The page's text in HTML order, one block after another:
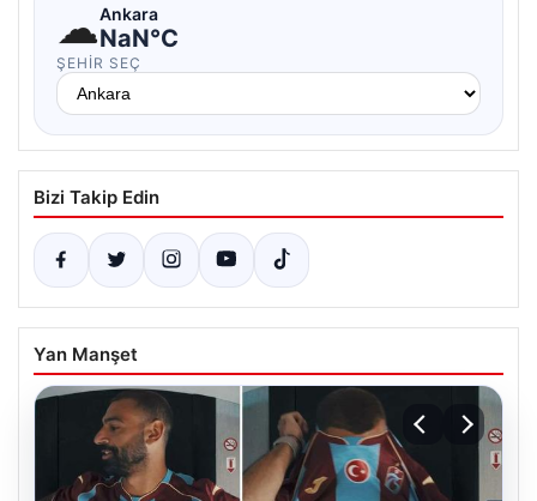
☁Ankara
NaN°C
ŞEHIR SEÇ
Bizi Takip Edin
Yan Manşet